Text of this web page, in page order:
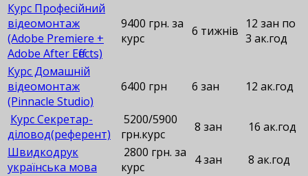
Курс Професійний
відеомонтаж
(Adobe Premiere +
Adobe After Effects)
9400 грн. за
курс
6 тижнів 12 зан по
3 ак.год
Курс Домашній
відеомонтаж
(Pinnacle Studio)
6400 грн 6 зан 12 ак.год
Курс Секретар-
діловод(референт)
5200/5900
грн.курс
8 зан
16 ак.год
Швидкодрук
українська мова
2800 грн. за
курс
4 зан
8 ак.год